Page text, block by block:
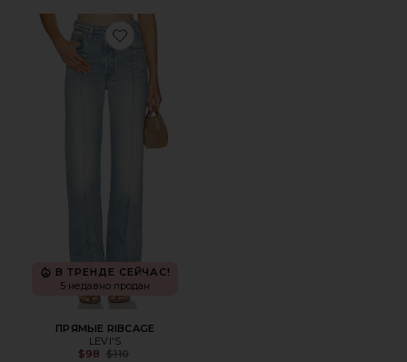
Favorite ПРЯМЫЕ RIBCAGE
В ТРЕНДЕ СЕЙЧАС!
5 недавно продан
ПРЯМЫЕ RIBCAGE
LEVI'S
$98 Previous price:
$110